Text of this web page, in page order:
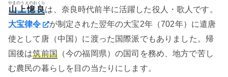
山上憶良
やまのうえのおくら
は、奈良時代前半に活躍した役人・歌人です。
大宝律令
が制定された翌年の大宝2年（702年）に遣唐
使として唐（中国）に渡った国際派でもありました。帰
国後は筑前国（今の福岡県）の国司を務め、地方で苦し
む農民の暮らしを目の当たりにします。